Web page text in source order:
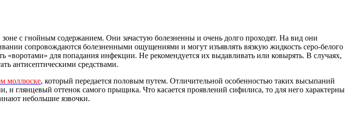
с гнойным содержанием. Они зачастую болезненны и очень долго проходят. На вид они
сопровождаются болезненными ощущениями и могут изъявлять вязкую жидкость серо-белого
для попадания инфекции. Не рекомендуется их выдавливать или ковырять. В случаях,
антисептическими средствами.
моллюске, который передается половым путем. Отличительной особенностью таких высыпаний
и глянцевый оттенок самого прыщика. Что касается проявлений сифилиса, то для него характерны
небольшие язвочки.